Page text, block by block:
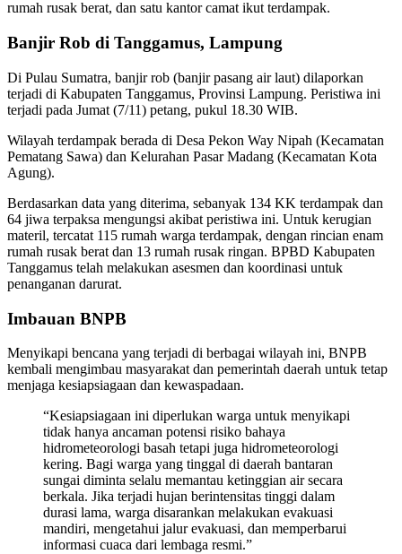
rumah rusak berat, dan satu kantor camat ikut terdampak.
Banjir Rob di Tanggamus, Lampung
Di Pulau Sumatra, banjir rob (banjir pasang air laut) dilaporkan
terjadi di Kabupaten Tanggamus, Provinsi Lampung. Peristiwa ini
terjadi pada Jumat (7/11) petang, pukul 18.30 WIB.
Wilayah terdampak berada di Desa Pekon Way Nipah (Kecamatan
Pematang Sawa) dan Kelurahan Pasar Madang (Kecamatan Kota
Agung).
Berdasarkan data yang diterima, sebanyak 134 KK terdampak dan
64 jiwa terpaksa mengungsi akibat peristiwa ini. Untuk kerugian
materil, tercatat 115 rumah warga terdampak, dengan rincian enam
rumah rusak berat dan 13 rumah rusak ringan. BPBD Kabupaten
Tanggamus telah melakukan asesmen dan koordinasi untuk
penanganan darurat.
Imbauan BNPB
Menyikapi bencana yang terjadi di berbagai wilayah ini, BNPB
kembali mengimbau masyarakat dan pemerintah daerah untuk tetap
menjaga kesiapsiagaan dan kewaspadaan.
“Kesiapsiagaan ini diperlukan warga untuk menyikapi
tidak hanya ancaman potensi risiko bahaya
hidrometeorologi basah tetapi juga hidrometeorologi
kering. Bagi warga yang tinggal di daerah bantaran
sungai diminta selalu memantau ketinggian air secara
berkala. Jika terjadi hujan berintensitas tinggi dalam
durasi lama, warga disarankan melakukan evakuasi
mandiri, mengetahui jalur evakuasi, dan memperbarui
informasi cuaca dari lembaga resmi.”